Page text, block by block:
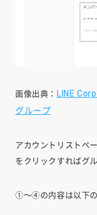
画像出典： LINE
グループ
アカウントリストペ
をクリックすればグ
①～④の内容は以下の